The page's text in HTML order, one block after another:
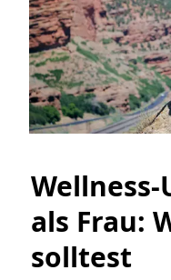
als Frau:
solltest